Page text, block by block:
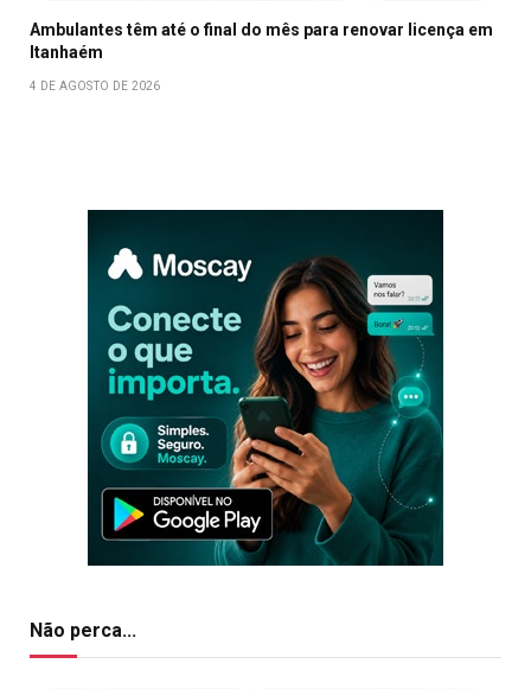
Ambulantes têm até o final do mês para renovar licença em
Itanhaém
4 DE AGOSTO DE 2026
Não perca...